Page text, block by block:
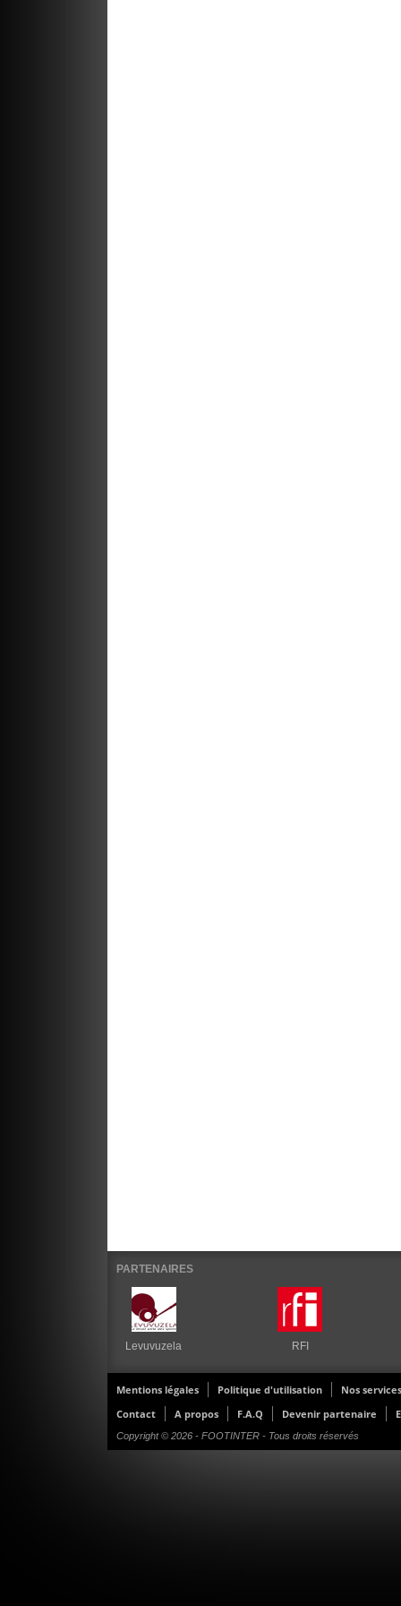
PARTENAIRES
Levuvuzela RFI
Mentions légales Politique d'utilisation
Nos services
Contact
A propos F.A.Q Devenir partenaire
Copyright © 2026 - FOOTINTER - Tous droits réservés